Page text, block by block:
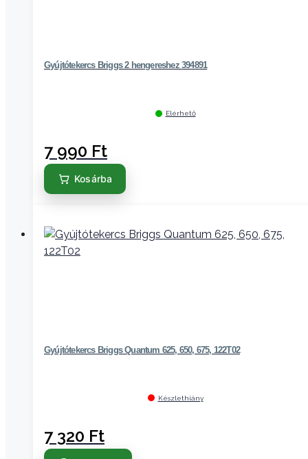
Gyújtótekercs Briggs 2 hengereshez 394891
Elérhető
7 990 Ft
Kosárba
Gyújtótekercs Briggs Quantum 625, 650, 675, 122T02
Készlethiány
7 320 Ft